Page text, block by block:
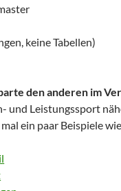
keine Tabellen)
den anderen im
und Leistungssport
ein paar Beispiele